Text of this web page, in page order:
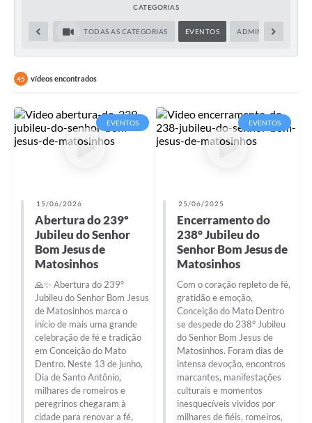
Ouvidoria
Serviços da Secretaria Municipal de Fazenda
Regularização Fundiária
Contato
Notificações de Penalidades – Decisões
Notificações Ambientais
Notificações Obras e Posturas
Conselho Municipal de Conservação e Defesa do
Meio Ambiente-CODEMA
CATEGORIAS
TODAS AS CATEGORIAS EVENTOS ADMINISTRAÇÃO
45 vídeos encontrados
EVENTOS
15/06/2026
Abertura do 239º
Jubileu do Senhor
Bom Jesus de
Matosinhos
🙏✨ Abertura do 239º
Jubileu do Senhor Bom Jesus
de Matosinhos marca o
início de mais uma grande
celebração de fé e tradição
em Conceição do Mato
Dentro. Neste 13 de junho,
Dia de Santo Antônio,
milhares de romeiros e
peregrinos chegaram à
cidade para renovar a fé,
EVENTOS
25/06/2025
Encerramento do
238° Jubileu do
Senhor Bom Jesus de
Matosinhos
Com o coração repleto de fé,
gratidão e emoção,
Conceição do Mato Dentro
se despede do 238° Jubileu
do Senhor Bom Jesus de
Matosinhos. Foram dias de
intensa devoção, encontros
marcantes, manifestações
culturais e momentos
inesquecíveis vividos por
milhares de fiéis, romeiros,